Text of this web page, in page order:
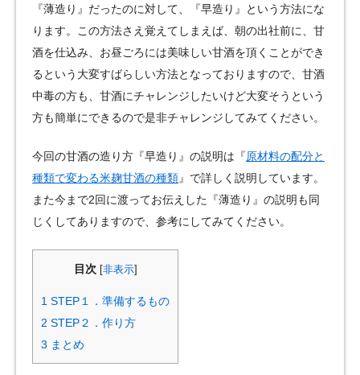
『薄造り』だったのに対して、『早造り』という方法にな
ります。この方法さえ覚えてしまえば、朝の出社前に、甘
酒を仕込み、お昼ごろには美味しい甘酒を頂くことができ
るという大変すばらしい方法となっておりますので、甘酒
中毒の方も、甘酒にチャレンジしたいけど大変そうという
方も簡単にできるので是非チャレンジしてみてください。
今回の甘酒の造り方『早造り』の説明は『原材料の配分と
種類で変わる米麹甘酒の種類』で詳しく説明しています。
また今まで2回に渡ってお伝えした『薄造り』の説明も同
じくしてありますので、参考にしてみてください。
目次 非表示]
1 STEP１．準備するもの
2 STEP２．作り方
3 まとめ